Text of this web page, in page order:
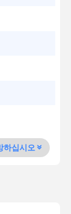
하십시오